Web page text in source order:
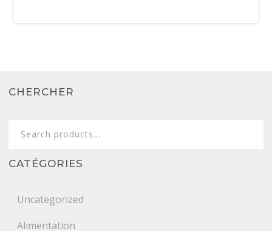
CHERCHER
CATÉGORIES
Uncategorized
Alimentation